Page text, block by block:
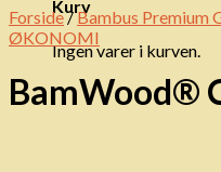
Kurv
Ingen varer i kurven.
Forside/ Bambus Premium
ØKONOMI
BamWood®